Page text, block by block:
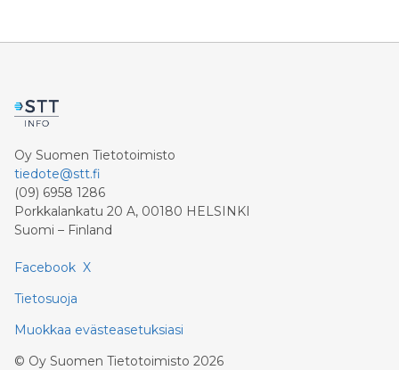
Oy Suomen Tietotoimisto
tiedote@stt.fi
(09) 6958 1286
Porkkalankatu 20 A, 00180 HELSINKI
Suomi – Finland
Facebook X
Tietosuoja
Muokkaa evästeasetuksiasi
© Oy Suomen Tietotoimisto 2026